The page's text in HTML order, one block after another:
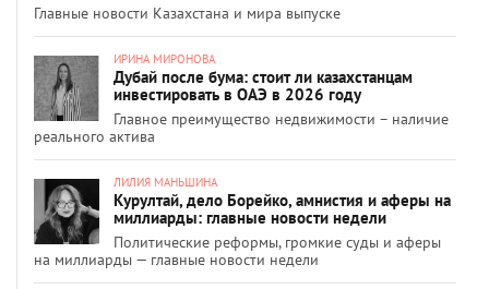
Главные новости Казахстана и мира выпуске
ИРИНА МИРОНОВА
Дубай после бума: стоит ли казахстанцам
инвестировать в ОАЭ в 2026 году
Главное преимущество недвижимости – наличие
реального актива
ЛИЛИЯ МАНЬШИНА
Курултай, дело Борейко, амнистия и аферы на
миллиарды: главные новости недели
Политические реформы, громкие суды и аферы
на миллиарды — главные новости недели